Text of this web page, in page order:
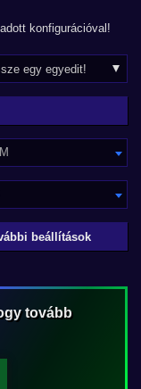
konfigurációval!
beállítások
tovább